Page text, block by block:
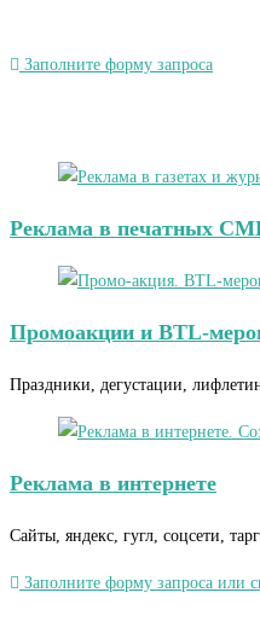
Заполните форму запроса
Реклама в печатных
Промоакции и BTL-
Праздники, дегустации,
Реклама в интернете
Сайты, яндекс, гугл, соцсети,
Заполните форму запроса или